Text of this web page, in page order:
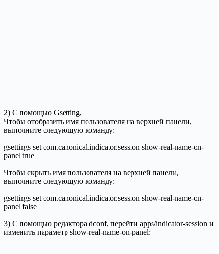
2) С помощью Gsetting,
Чтобы отобразить имя пользователя на верхней панели,
выполните следующую команду:
gsettings set com.canonical.indicator.session show-real-name-on-
panel true
Чтобы скрыть имя пользователя на верхней панели,
выполните следующую команду:
gsettings set com.canonical.indicator.session show-real-name-on-
panel false
3) С помощью редактора dconf, перейти apps/indicator-session и
изменить параметр show-real-name-on-panel: